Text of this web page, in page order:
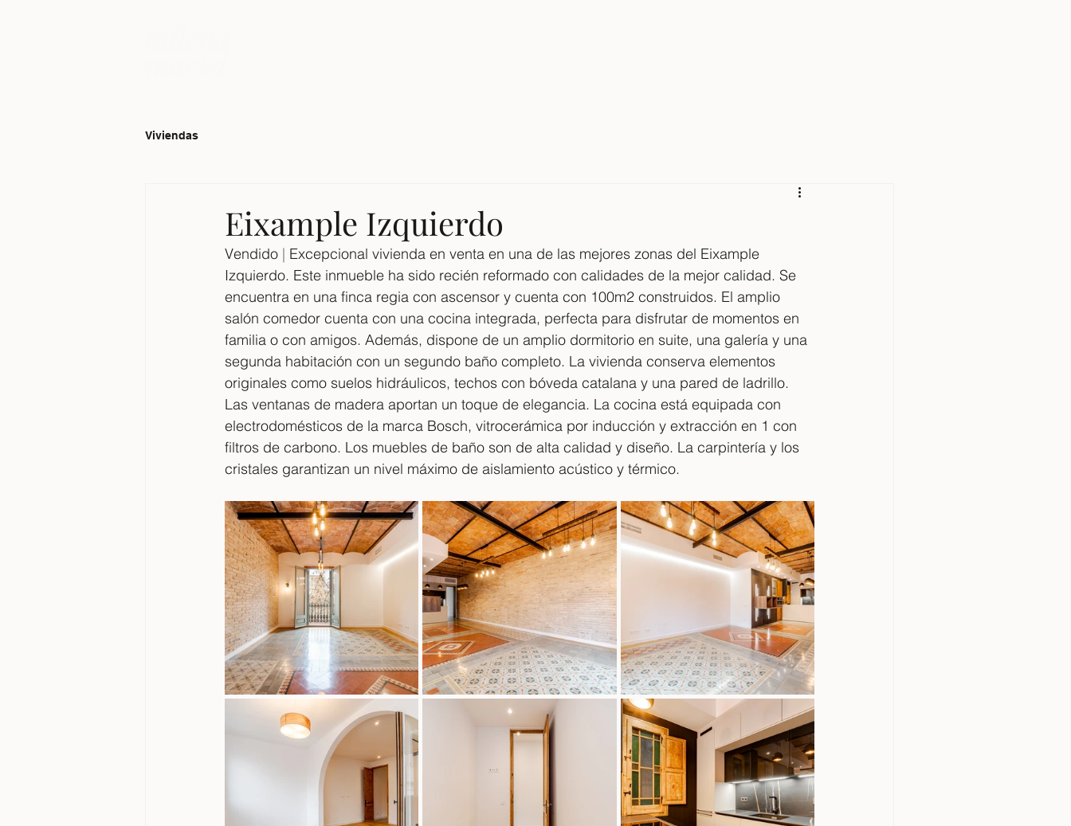
Viviendas
Eixample Izquierdo
Vendido | Excepcional vivienda en venta en una de las mejores zonas del Eixample
Izquierdo. Este inmueble ha sido recién reformado con calidades de la mejor calidad. Se
encuentra en una finca regia con ascensor y cuenta con 100m2 construidos. El amplio
salón comedor cuenta con una cocina integrada, perfecta para disfrutar de momentos en
familia o con amigos. Además, dispone de un amplio dormitorio en suite, una galería y una
segunda habitación con un segundo baño completo. La vivienda conserva elementos
originales como suelos hidráulicos, techos con bóveda catalana y una pared de ladrillo.
Las ventanas de madera aportan un toque de elegancia. La cocina está equipada con
electrodomésticos de la marca Bosch, vitrocerámica por inducción y extracción en 1 con
filtros de carbono. Los muebles de baño son de alta calidad y diseño. La carpintería y los
cristales garantizan un nivel máximo de aislamiento acústico y térmico.